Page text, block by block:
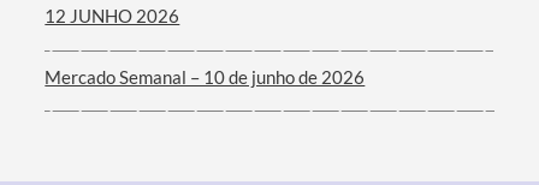
Filtros
12 JUNHO 2026
Mercado Semanal – 10 de junho de 2026